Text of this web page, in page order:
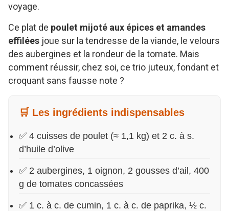
voyage.
Ce plat de poulet mijoté aux épices et amandes
effilées joue sur la tendresse de la viande, le velours
des aubergines et la rondeur de la tomate. Mais
comment réussir, chez soi, ce trio juteux, fondant et
croquant sans fausse note ?
🛒 Les ingrédients indispensables
✅ 4 cuisses de poulet (≈ 1,1 kg) et 2 c. à s.
d’huile d’olive
✅ 2 aubergines, 1 oignon, 2 gousses d’ail, 400
g de tomates concassées
✅ 1 c. à c. de cumin, 1 c. à c. de paprika, ½ c.